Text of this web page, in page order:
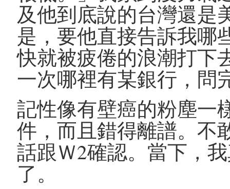
及他到底說的台灣還是
是，要他直接告訴我哪
快就被疲倦的浪潮打下
一次哪裡有某銀行，問
記性像有壁癌的粉塵一
件，而且錯得離譜。不
話跟Ｗ2確認。當下，
了。